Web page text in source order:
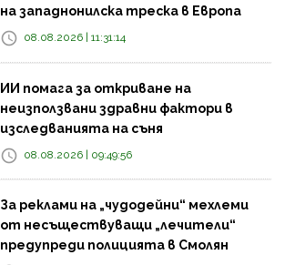
на западнонилска треска в Европа
08.08.2026 | 11:31:14
ИИ помага за откриване на
неизползвани здравни фактори в
изследванията на съня
08.08.2026 | 09:49:56
За реклами на „чудодейни“ мехлеми
от несъществуващи „лечители“
предупреди полицията в Смолян